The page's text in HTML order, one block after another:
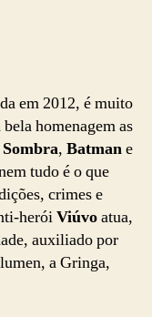
em 2012, é muito
homenagem as
Sombra, Batmane
tudo é o que
crimes e
heróiViúvoatua,
auxiliado por
a Gringa,